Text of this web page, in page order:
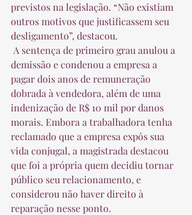
previstos na legislação. “Não existiam
outros motivos que justificassem seu
desligamento”, destacou.
demissão e condenou a empresa a
pagar dois anos de remuneração
dobrada à vendedora, além de uma
indenização de R$ 10 mil por danos
morais. Embora a trabalhadora tenha
reclamado que a empresa expôs sua
vida conjugal, a magistrada destacou
que foi a própria quem decidiu tornar
público seu relacionamento, e
considerou não haver direito à
reparação nesse ponto.